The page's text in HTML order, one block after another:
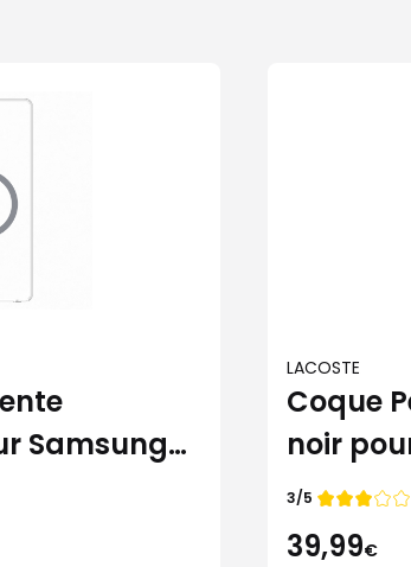
Samsung
LACOSTE
Coque
noir
S25 Ultra
Note
3/5
39,99€